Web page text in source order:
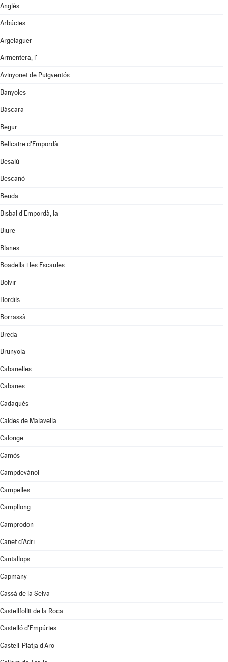
Anglès
Arbúcies
Argelaguer
Armentera, l'
Avinyonet de Puigventós
Banyoles
Bàscara
Begur
Bellcaire d'Empordà
Besalú
Bescanó
Beuda
Bisbal d'Empordà, la
Biure
Blanes
Boadella i les Escaules
Bolvir
Bordils
Borrassà
Breda
Brunyola
Cabanelles
Cabanes
Cadaqués
Caldes de Malavella
Calonge
Camós
Campdevànol
Campelles
Campllong
Camprodon
Canet d'Adri
Cantallops
Capmany
Cassà de la Selva
Castellfollit de la Roca
Castelló d'Empúries
Castell-Platja d'Aro